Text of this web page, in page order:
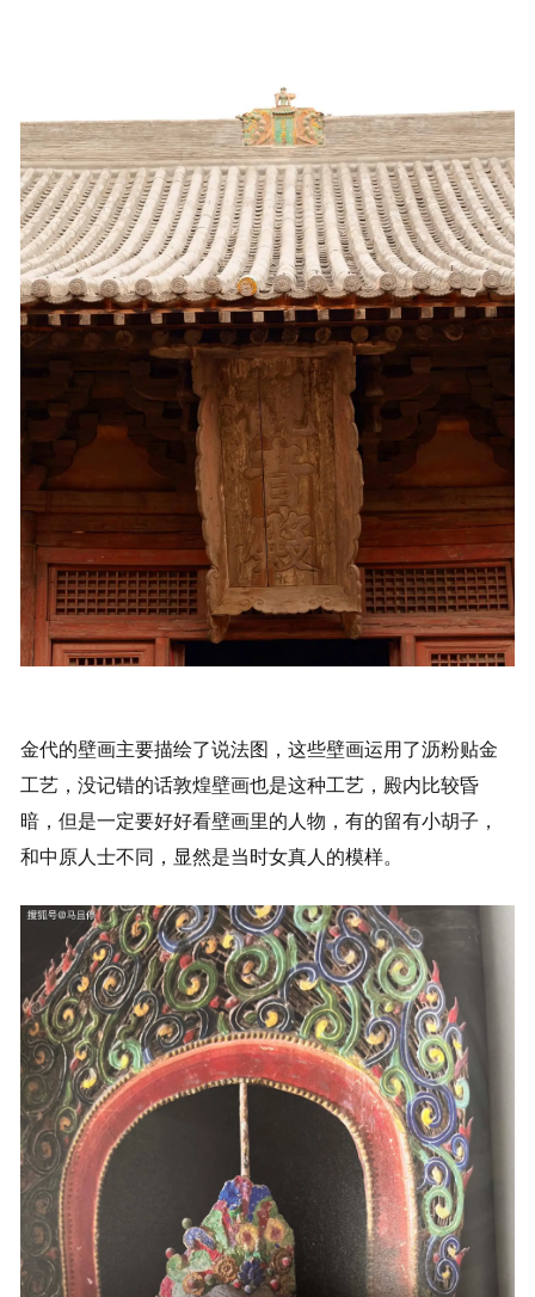
金代的壁画主要描绘了说法图，这些壁画运用了沥粉贴金
工艺，没记错的话敦煌壁画也是这种工艺，殿内比较昏
暗，但是一定要好好看壁画里的人物，有的留有小胡子，
和中原人士不同，显然是当时女真人的模样。